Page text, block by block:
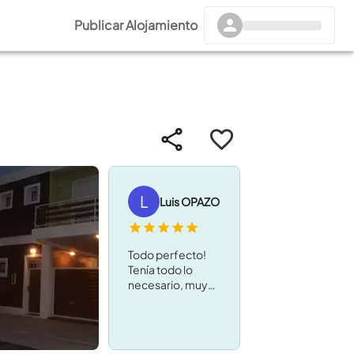
Publicar Alojamiento
L Luis OPAZO
Todo perfecto!
Tenía todo lo
necesario, muy